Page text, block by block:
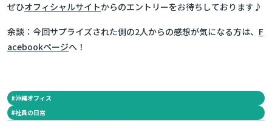
ぜひオフィシャルサイトからのエントリーをお待ちしております♪
余談：今回サプライズされた側の2人からの感想が気になる方は、 F
acebookページへ！
#沖縄オフィス
#社員の日常